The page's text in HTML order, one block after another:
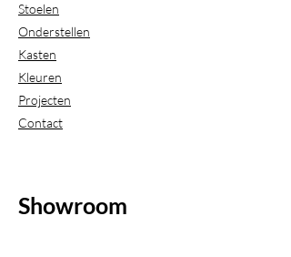
Stoelen
Onderstellen
Kasten
Kleuren
Projecten
Contact
Showroom